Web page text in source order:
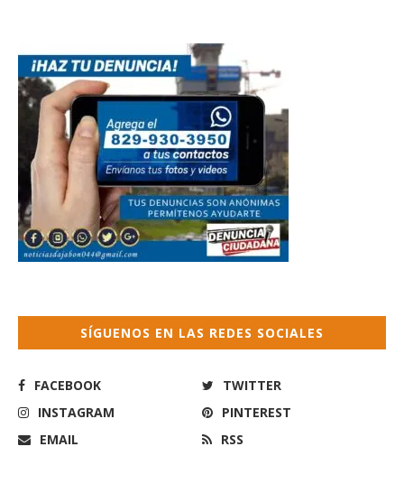
SÍGUENOS EN LAS REDES SOCIALES
FACEBOOK
TWITTER
INSTAGRAM
PINTEREST
EMAIL
RSS